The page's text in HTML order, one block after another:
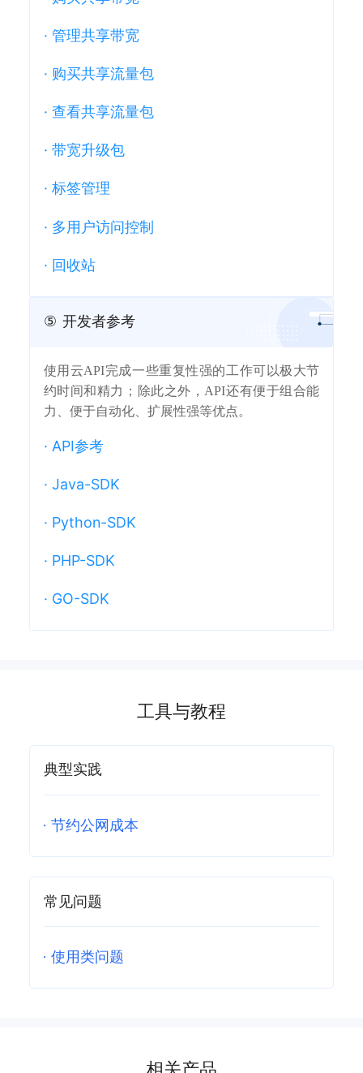
· 管理共享带宽
· 购买共享流量包
· 查看共享流量包
· 带宽升级包
· 标签管理
· 多用户访问控制
· 回收站
⑤ 开发者参考
使用云API完成一些重复性强的工作可以极大节
约时间和精力；除此之外，API还有便于组合能
力、便于自动化、扩展性强等优点。
· API参考
· Java-SDK
· Python-SDK
· PHP-SDK
· GO-SDK
工具与教程
典型实践
·节约公网成本
常见问题
·使用类问题